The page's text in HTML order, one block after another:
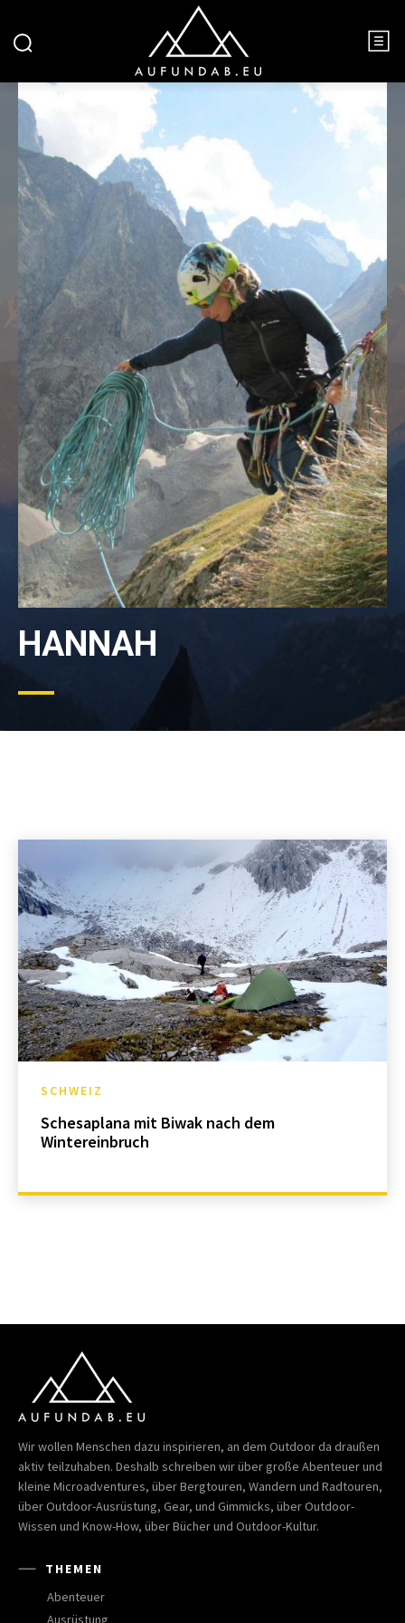
HANNAH
SCHWEIZ
Schesaplana mit Biwak nach dem
Wintereinbruch
Wir wollen Menschen dazu inspirieren, an dem Outdoor da draußen
aktiv teilzuhaben. Deshalb schreiben wir über große Abenteuer und
kleine Microadventures, über Bergtouren, Wandern und Radtouren,
über Outdoor-Ausrüstung, Gear, und Gimmicks, über Outdoor-
Wissen und Know-How, über Bücher und Outdoor-Kultur.
THEMEN
Abenteuer
Ausrüstung